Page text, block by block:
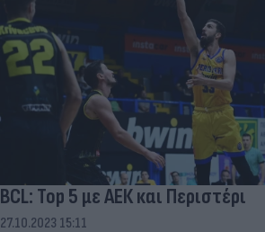
BCL: Top 5 με ΑΕΚ και Περιστέρι
27.10.2023 15:11